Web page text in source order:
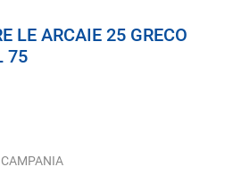
LE ARCAIE 25 GRECO
75